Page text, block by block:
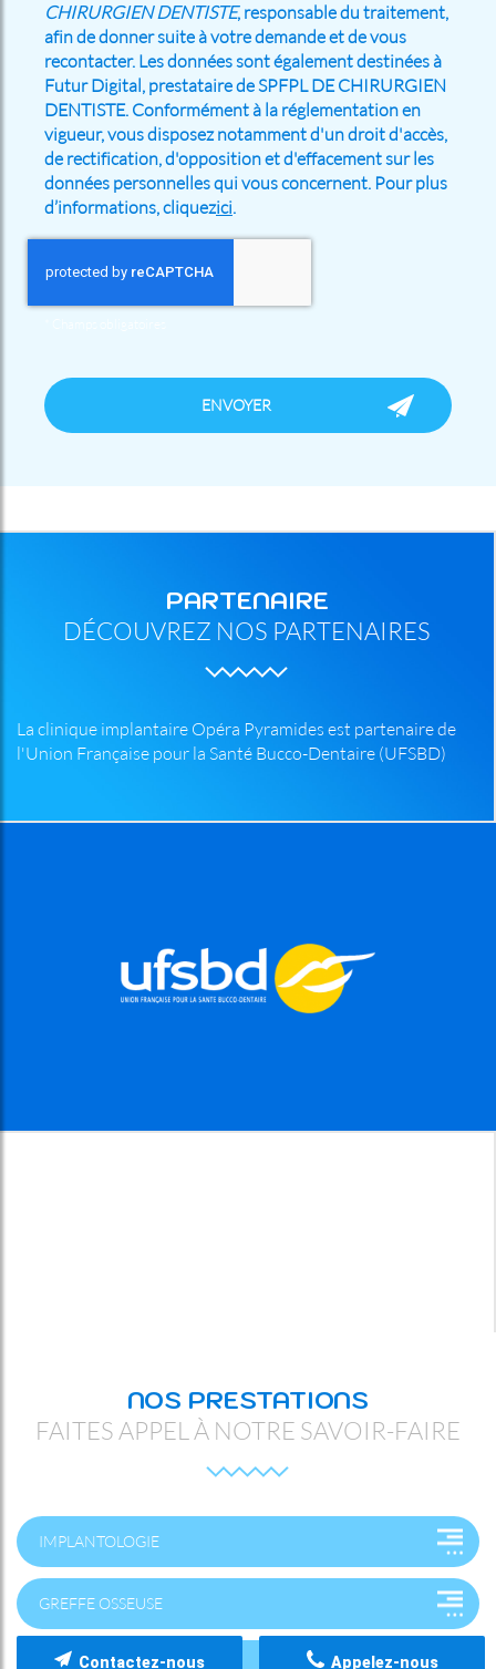
CHIRURGIEN DENTISTE, responsable du traitement,
afin de donner suite à votre demande et de vous
recontacter. Les données sont également destinées à
Futur Digital, prestataire de SPFPL DE CHIRURGIEN
DENTISTE. Conformément à la réglementation en
vigueur, vous disposez notamment d'un droit d'accès,
de rectification, d'opposition et d'effacement sur les
données personnelles qui vous concernent. Pour plus
d’informations, cliquezici.
PARTENAIRE
DÉCOUVREZ NOS PARTENAIRES
La clinique implantaire Opéra Pyramides est partenaire de
l'Union Française pour la Santé Bucco-Dentaire (UFSBD)
NOS PRESTATIONS
FAITES APPEL À NOTRE SAVOIR-FAIRE
IMPLANTOLOGIE
GREFFE OSSEUSE
Appelez-nous
Contactez-nous